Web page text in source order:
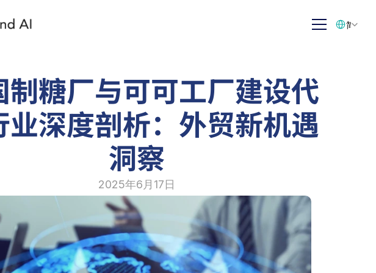
制糖厂与可可工厂建设代
业深度剖析：外贸新机遇
洞察
2025年6月17日
简体中文